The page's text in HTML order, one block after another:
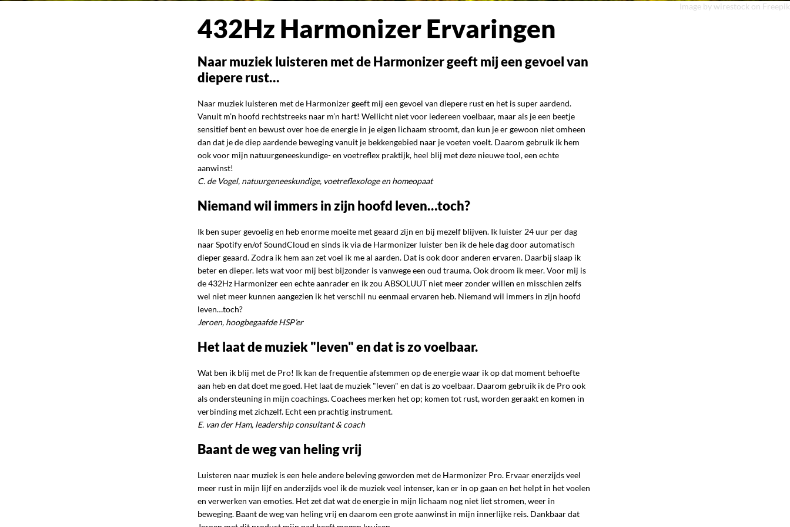
Image by wirestock on Freepik
432Hz Harmonizer Ervaringen
Naar muziek luisteren met de Harmonizer geeft mij een gevoel van
diepere rust…
Naar muziek luisteren met de Harmonizer geeft mij een gevoel van diepere rust en het is super aardend.
Vanuit m’n hoofd rechtstreeks naar m’n hart! Wellicht niet voor iedereen voelbaar, maar als je een beetje
sensitief bent en bewust over hoe de energie in je eigen lichaam stroomt, dan kun je er gewoon niet omheen
dan dat je de diep aardende beweging vanuit je bekkengebied naar je voeten voelt. Daarom gebruik ik hem
ook voor mijn natuurgeneeskundige- en voetreflex praktijk, heel blij met deze nieuwe tool, een echte
aanwinst!
C. de Vogel, natuurgeneeskundige, voetreflexologe en homeopaat
Niemand wil immers in zijn hoofd leven…toch?
Ik ben super gevoelig en heb enorme moeite met geaard zijn en bij mezelf blijven. Ik luister 24 uur per dag
naar Spotify en/of SoundCloud en sinds ik via de Harmonizer luister ben ik de hele dag door automatisch
dieper geaard. Zodra ik hem aan zet voel ik me al aarden. Dat is ook door anderen ervaren. Daarbij slaap ik
beter en dieper. Iets wat voor mij best bijzonder is vanwege een oud trauma. Ook droom ik meer. Voor mij is
de 432Hz Harmonizer een echte aanrader en ik zou ABSOLUUT niet meer zonder willen en misschien zelfs
wel niet meer kunnen aangezien ik het verschil nu eenmaal ervaren heb. Niemand wil immers in zijn hoofd
leven…toch?
Jeroen, hoogbegaafde HSP’er
Het laat de muziek "leven" en dat is zo voelbaar.
Wat ben ik blij met de Pro! Ik kan de frequentie afstemmen op de energie waar ik op dat moment behoefte
aan heb en dat doet me goed. Het laat de muziek "leven" en dat is zo voelbaar. Daarom gebruik ik de Pro ook
als ondersteuning in mijn coachings. Coachees merken het op; komen tot rust, worden geraakt en komen in
verbinding met zichzelf. Echt een prachtig instrument.
E. van der Ham, leadership consultant & coach
Baant de weg van heling vrij
Luisteren naar muziek is een hele andere beleving geworden met de Harmonizer Pro. Ervaar enerzijds veel
meer rust in mijn lijf en anderzijds voel ik de muziek veel intenser, kan er in op gaan en het helpt in het voelen
en verwerken van emoties. Het zet dat wat de energie in mijn lichaam nog niet liet stromen, weer in
beweging. Baant de weg van heling vrij en daarom een grote aanwinst in mijn innerlijke reis. Dankbaar dat